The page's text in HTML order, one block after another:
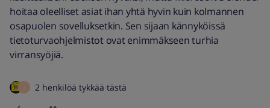
hoitaa oleelliset asiat ihan yhtä hyvin kuin kolmannen
osapuolen sovelluksetkin. Sen sijaan kännyköissä
tietoturvaohjelmistot ovat enimmäkseen turhia
virransyöjiä.
2 henkilöä tykkää tästä